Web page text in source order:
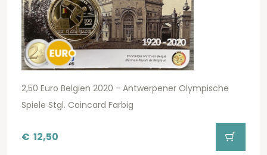
2,50 Euro Belgien 2020 - Antwerpener Olympische
Spiele Stgl. Coincard Farbig
€ 12,50